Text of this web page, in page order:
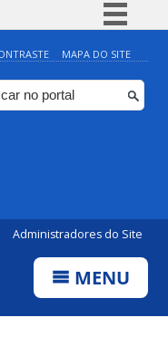
Simplifique!
Comunica BR
Participe
MAPA DO SITE
Administradores do Site
MENU